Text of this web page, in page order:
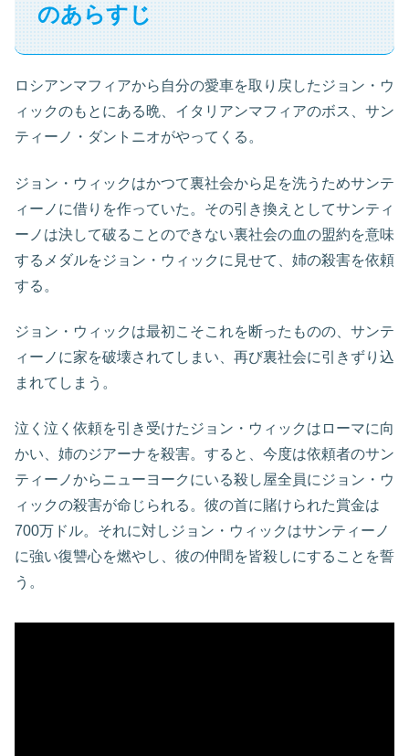
のあらすじ
ロシアンマフィアから自分の愛車を取り戻したジョン・ウ
ィックのもとにある晩、イタリアンマフィアのボス、サン
ティーノ・ダントニオがやってくる。
ジョン・ウィックはかつて裏社会から足を洗うためサンテ
ィーノに借りを作っていた。その引き換えとしてサンティ
ーノは決して破ることのできない裏社会の血の盟約を意味
するメダルをジョン・ウィックに見せて、姉の殺害を依頼
する。
ジョン・ウィックは最初こそこれを断ったものの、サンテ
ィーノに家を破壊されてしまい、再び裏社会に引きずり込
まれてしまう。
泣く泣く依頼を引き受けたジョン・ウィックはローマに向
かい、姉のジアーナを殺害。すると、今度は依頼者のサン
ティーノからニューヨークにいる殺し屋全員にジョン・ウ
ィックの殺害が命じられる。彼の首に賭けられた賞金は
700万ドル。それに対しジョン・ウィックはサンティーノ
に強い復讐心を燃やし、彼の仲間を皆殺しにすることを誓
う。